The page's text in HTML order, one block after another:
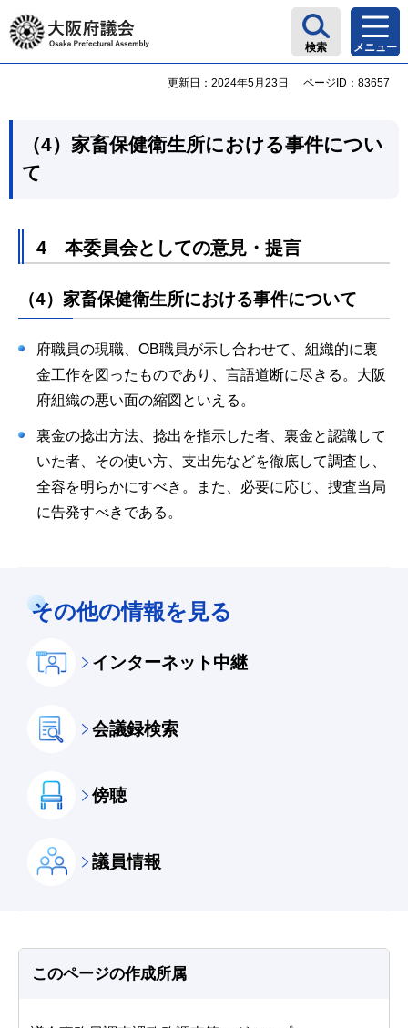
大阪府議会
検索 メニュー
更新日：2024年5月23日 ページID：83657
（4）家畜保健衛生所における事件につい
て
4 本委員会としての意見・提言
（4）家畜保健衛生所における事件について
府職員の現職、OB職員が示し合わせて、組織的に裏
金工作を図ったものであり、言語道断に尽きる。大阪
府組織の悪い面の縮図といえる。
裏金の捻出方法、捻出を指示した者、裏金と認識して
いた者、その使い方、支出先などを徹底して調査し、
全容を明らかにすべき。また、必要に応じ、捜査当局
に告発すべきである。
その他の情報を見る
インターネット中継
会議録検索
傍聴
議員情報
このページの作成所属